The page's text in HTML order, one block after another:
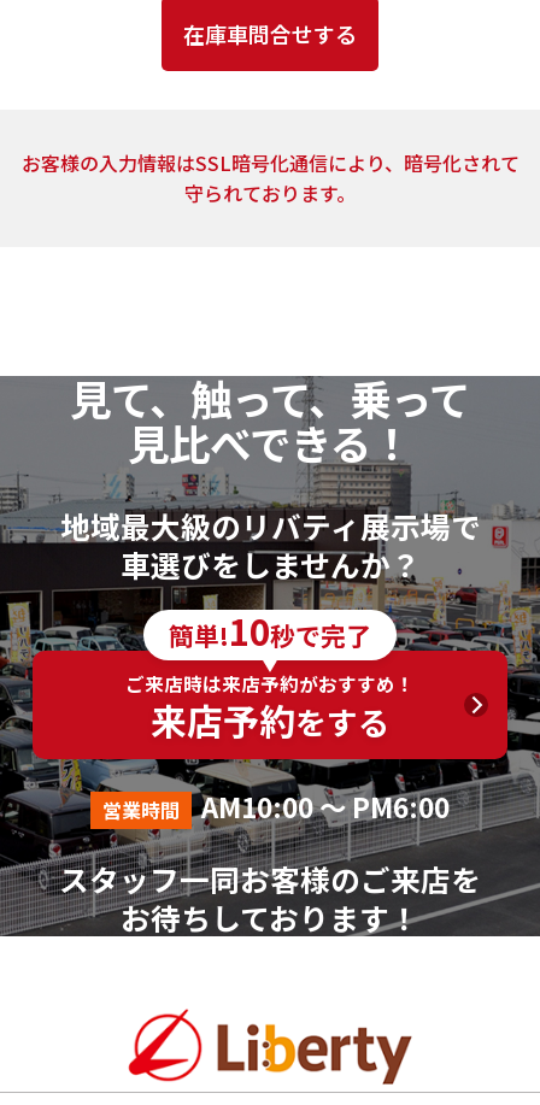
とはありません。
上記2.の利用目的の達成に必要な範囲内において、ご
提供頂いた個人情報の取扱いを委託する場合がありま
す。当社は、個人情報の取扱いを委託する場合、業務委
当社は、当該資料請求により取得した開示対象個人
情報の利用目的の通知・開示・訂正または削除・利用
の停止（以下「開示等」といいます。）に応じます。
開示等に関するお問い合わせ：各店舗営業窓口もし
くは、以下個人情報相談窓口
6．個人情報の取得に応じることの任意性
ご入力は任意ですが、ご入力いただけない項目やご
入力いただいた個人情報に漏れや誤りがあった場合、
資料請求およびお問合せに対する回答が出来ない場合
がございます。
7．その他
本人が容易に認識できない方法による個人情報の取
得は行っておりません。
個人情報に関する相談窓口
（平日AM10:00～PM18:00 ※土、日、祝、年末年始を
お客様の入力情報はSSL暗号化通信により、暗号化されて
守られております。
見て、触って、乗って
見比べできる！
地域最大級のリバティ展示場で
車選びをしませんか？
簡単!10秒で完了
ご来店時は来店予約がおすすめ！
来店予約をする
営業時間 AM10:00 ～ PM6:00
スタッフ一同お客様のご来店を
お待ちしております！